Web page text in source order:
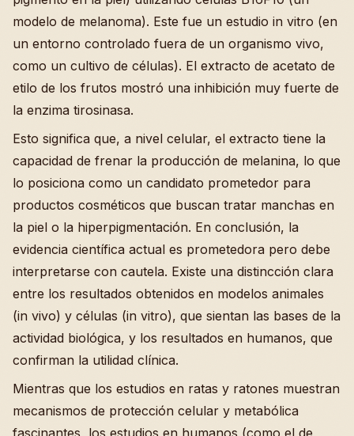
modelo de melanoma). Este fue un estudio in vitro (en
un entorno controlado fuera de un organismo vivo,
como un cultivo de células). El extracto de acetato de
etilo de los frutos mostró una inhibición muy fuerte de
la enzima tirosinasa.
Esto significa que, a nivel celular, el extracto tiene la
capacidad de frenar la producción de melanina, lo que
lo posiciona como un candidato prometedor para
productos cosméticos que buscan tratar manchas en
la piel o la hiperpigmentación. En conclusión, la
evidencia científica actual es prometedora pero debe
interpretarse con cautela. Existe una distincción clara
entre los resultados obtenidos en modelos animales
(in vivo) y células (in vitro), que sientan las bases de la
actividad biológica, y los resultados en humanos, que
confirman la utilidad clínica.
Mientras que los estudios en ratas y ratones muestran
mecanismos de protección celular y metabólica